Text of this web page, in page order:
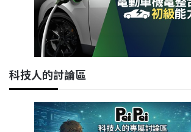
科技人的討論區